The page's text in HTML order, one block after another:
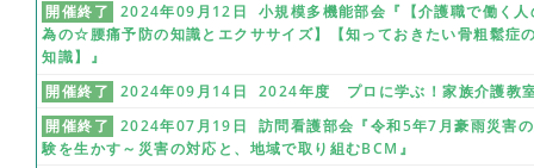
開催終了
2024年09月12日 小規模多機能部会『【介護職で働く人
為の☆腰痛予防の知識とエクササイズ】【知っておきたい骨粗鬆症
知識】』
開催終了
2024年09月14日 2024年度 プロに学ぶ！家族介護教
開催終了
2024年07月19日 訪問看護部会『令和5年7月豪雨災害
験を生かす～災害の対応と、地域で取り組むBCM』